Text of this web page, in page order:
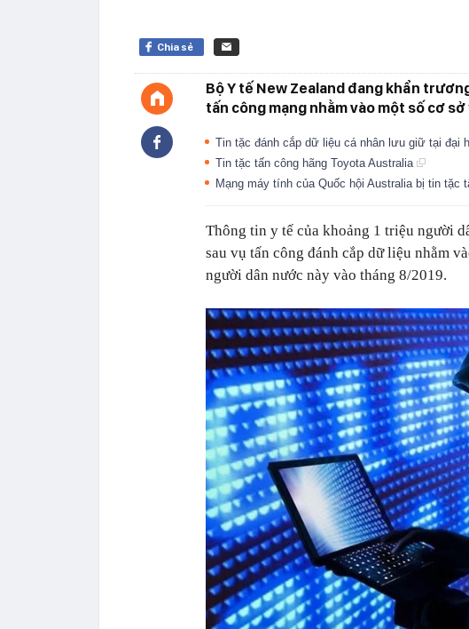
Chia sẻ
Bộ Y tế New Zealand đang khẩn
tấn công mạng nhằm vào một số cơ
Tin tặc đánh cắp dữ liệu cá nhân lưu giữ tại đại
Tin tặc tấn công hãng Toyota Australia
Mạng máy tính của Quốc hội Australia bị tin tặc
Thông tin y tế của khoảng 1 triệu người
sau vụ tấn công đánh cắp dữ liệu nhằm
người dân nước này vào tháng 8/2019.